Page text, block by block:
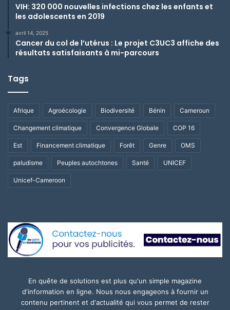
VIH: 320 000 nouvelles infections chez les enfants et
les adolescents en 2019
avril 14, 2025
Cancer du col de l’utérus : Le projet C3UC3 affiche des
résultats satisfaisants à mi-parcours
Tags
Afrique Agroécologie Biodiversité Bénin Cameroun
Changement climatique Convergence Globale COP 16
Est Financement climatique Forêt Genre OMS
paludisme Peuples autochtones Santé UNICEF
Unicef-Cameroon
En quête de solutions est plus qu'un simple magazine
d'information en ligne. Nous nous engageons à fournir un
contenu pertinent et d'actualité qui vous permet de rester